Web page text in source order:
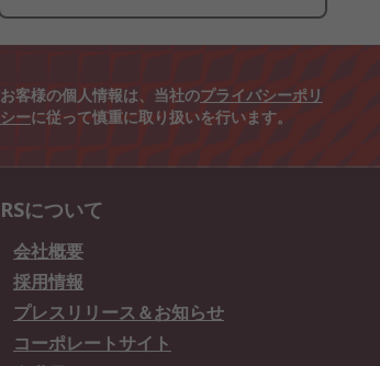
お客様の個人情報は、当社のプライバシーポリ
シーに従って慎重に取り扱いを行います。
RSについて
会社概要
採用情報
プレスリリース＆お知らせ
コーポレートサイト